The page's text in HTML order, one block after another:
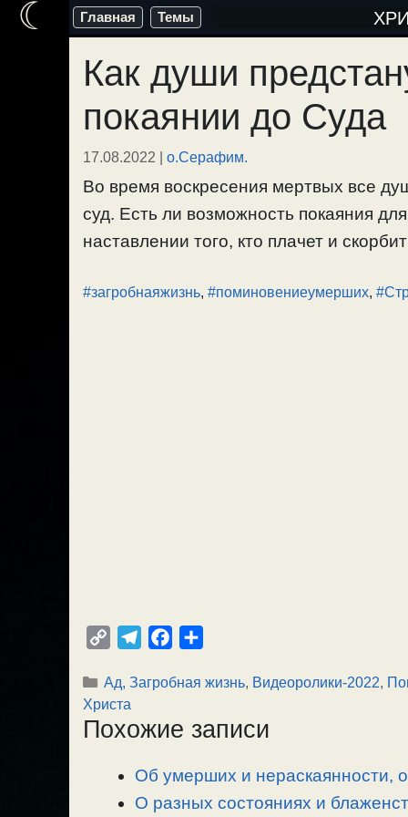
Перейти
содержимому
Главная Темы
Как души
покаянии до Суда
17.08.2022 | о.Серафим.
Во время воскресения мертвых все
суд. Есть ли возможность покаяния
наставлении того, кто плачет и
#загробнаяжизнь, #поминовениеумерших,
p
y
L
l
g
a
m
c
b
o
k
п
а
и
т
Рубрики
Ад, Загробная жизнь, Видеоролики-2022,
Христа
Похожие записи
Об умерших и нераскаянности,
О разных состояниях и
☾